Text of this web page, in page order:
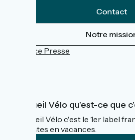
Contact
Notre
Espace Presse
Accueil Vélo qu'est-ce que
Accueil Vélo c'est le 1er label
cyclistes en vacances.